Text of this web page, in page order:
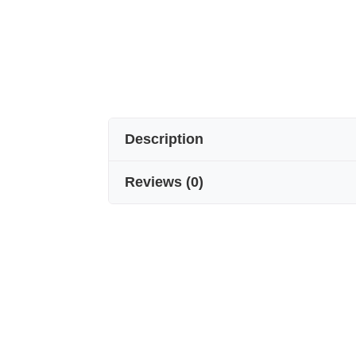
Description
İPEK ERKEK CEP MENDİLİ
Reviews (0)